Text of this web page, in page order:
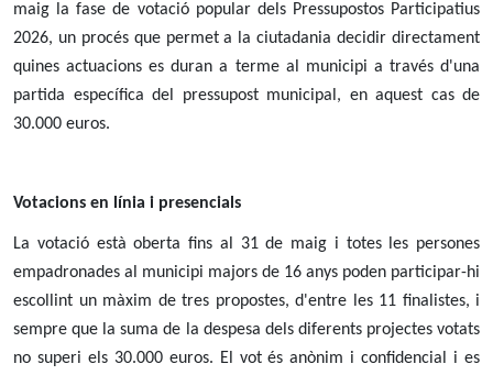
maig la fase de votació popular dels Pressupostos Participatius
2026, un procés que permet a la ciutadania decidir directament
quines actuacions es duran a terme al municipi a través d'una
partida específica del pressupost municipal, en aquest cas de
30.000 euros.
Votacions en línia i presencials
La votació està oberta fins al 31 de maig i totes les persones
empadronades al municipi majors de 16 anys poden participar-hi
escollint un màxim de tres propostes, d'entre les 11 finalistes, i
sempre que la suma de la despesa dels diferents projectes votats
no superi els 30.000 euros. El vot és anònim i confidencial i es